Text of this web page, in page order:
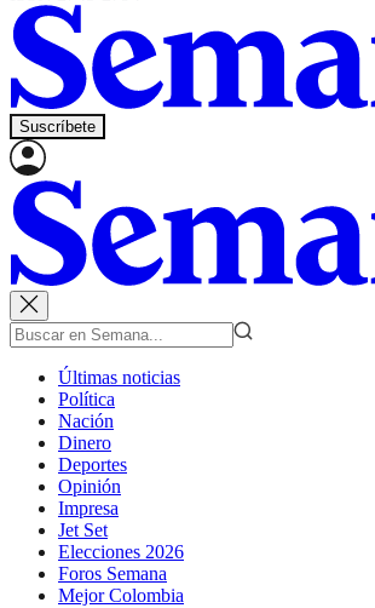
Suscríbete
Últimas noticias
Política
Nación
Dinero
Deportes
Opinión
Impresa
Jet Set
Elecciones 2026
Foros Semana
Mejor Colombia